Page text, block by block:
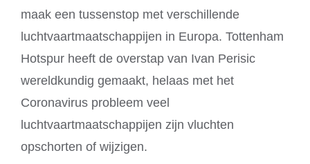
maak een tussenstop met verschillende
luchtvaartmaatschappijen in Europa. Tottenham
Hotspur heeft de overstap van Ivan Perisic
wereldkundig gemaakt, helaas met het
Coronavirus probleem veel
luchtvaartmaatschappijen zijn vluchten
opschorten of wijzigen.